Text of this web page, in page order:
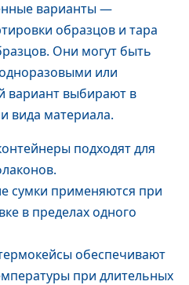
варианты —
образцов и тара
Они могут быть
или
вариант выбирают в
вида материала.
подходят для
сумки применяются при
в пределах одного
обеспечивают
при длительных